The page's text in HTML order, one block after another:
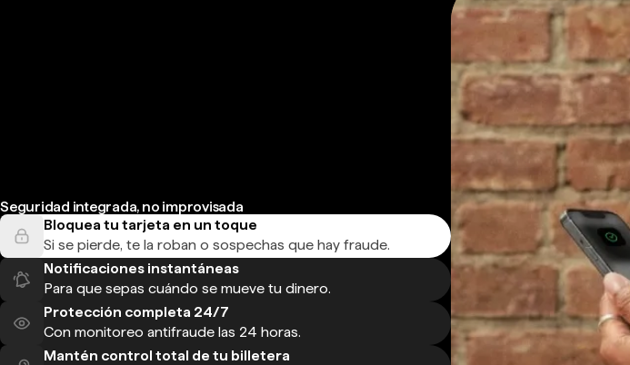
Seguridad integrada, no improvisada
Bloquea tu tarjeta en un toque
Si se pierde, te la roban o sospechas que hay fraude.
Notificaciones instantáneas
Para que sepas cuándo se mueve tu dinero.
Protección completa 24/7
Con monitoreo antifraude las 24 horas.
Mantén control total de tu billetera